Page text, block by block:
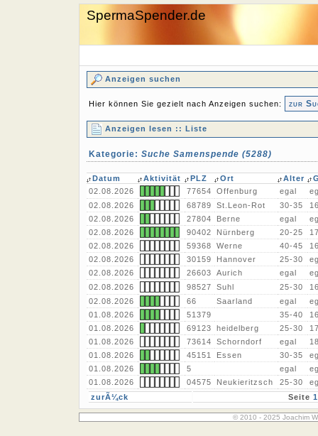
SpermaSpender.de
Anzeigen suchen
Hier können Sie gezielt nach Anzeigen suchen: zur
Anzeigen lesen :: Liste
Kategorie: Suche Samenspende (5288)
Datum Aktivität PLZ Ort Alter
02.08.2026
77654 Offenburg egal
02.08.2026
68789 St.Leon-Rot 30-35
02.08.2026
27804 Berne egal
02.08.2026
90402 Nürnberg 20-25
02.08.2026
59368 Werne 40-45
02.08.2026
30159 Hannover 25-30
02.08.2026
26603 Aurich egal
02.08.2026
98527 Suhl 25-30
02.08.2026
66 Saarland egal
01.08.2026
51379 35-40
01.08.2026
69123 heidelberg 25-30
01.08.2026
73614 Schorndorf egal
01.08.2026
45151 Essen 30-35
01.08.2026
5 egal
01.08.2026
04575 Neukieritzsch 25-30
zurÃ¼ck
Seite 1
© 2010 - 2025 Joachim